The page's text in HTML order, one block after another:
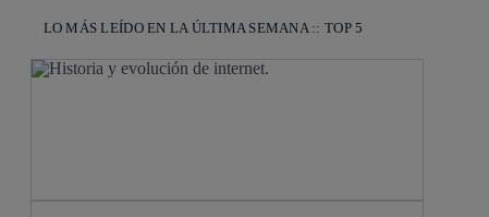
LO MÁS LEÍDO EN LA ÚLTIMA SEMANA :: TOP 5